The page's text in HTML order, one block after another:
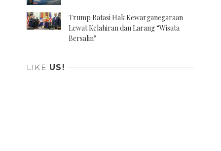
Trump Batasi Hak Kewarganegaraan
Lewat Kelahiran dan Larang “Wisata
Bersalin”
LIKE US!